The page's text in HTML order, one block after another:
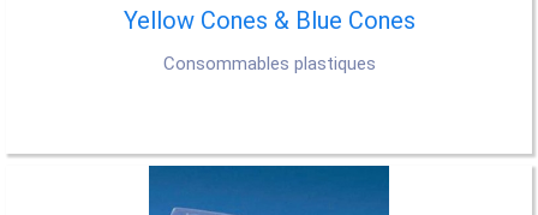
Yellow Cones & Blue Cones
Consommables plastiques